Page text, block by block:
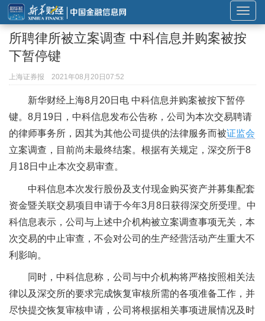
展
开
或
导
航
所聘律所被立案调查 中科信息并购案被按
下暂停键
上海证券报 2021年08月20日07:52
新华财经上海8月20日电 中科信息并购案被按下暂停
键。8月19日，中科信息发布公告称，公司为本次交易聘请
的律师事务所，因其为其他公司提供的法律服务而被证监会
立案调查，目前尚未最终结案。根据有关规定，深交所于8
月18日中止本次交易审查。
中科信息本次发行股份及支付现金购买资产并募集配套
资金暨关联交易项目申请于今年3月8日获得深交所受理。中
科信息表示，公司与上述中介机构被立案调查事项无关，本
次交易的中止审查，不会对公司的生产经营活动产生重大不
利影响。
同时，中科信息称，公司与中介机构将严格按照相关法
律以及深交所的要求完成恢复审核所需的各项准备工作，并
尽快提交恢复审核申请，公司将根据相关事项进展情况及时